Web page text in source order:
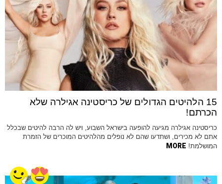
15 הלהיטים הגדולים של כריסטינה אגילרה שלא
הכרתם!
כריסטינה אגילרה מגיעה להופעה בישראל השבוע, ויש לה הרבה להיטים שבכלל
אתם לא מכירים, ושתדעו שהם לא נופלים מהלהיטים המוכרים של הזמרת
המושלמת! MORE